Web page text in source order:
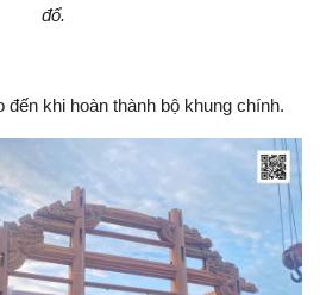
đổ.
đến khi hoàn thành bộ khung chính.